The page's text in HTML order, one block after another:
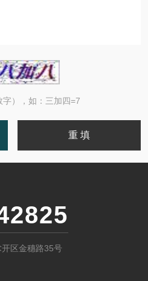
），如：三加四=7
区金穗路35号